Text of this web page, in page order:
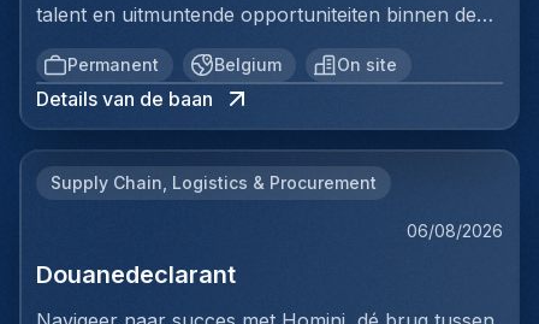
talent en uitmuntende opportuniteiten binnen de
arbeidsmarkt. Als voorloper in wervingsdiensten,
matchen we toptalent met topbedrijven in diverse
sectoren. Met onze expertise en toewijding streven
we naar duurzame relaties en succesvolle
we vinden de perfecte match, keer op keer.Voor
verantwoordelijkheden:In deze functie ben je
Permanent Belgium On site
Details van de baan
Supply Chain, Logistics & Procurement
06/08/2026
Douanedeclarant